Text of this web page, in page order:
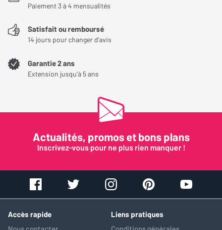
Paiement 3 à 4 mensualités
Satisfait ou remboursé
14 jours pour changer d'avis
Garantie 2 ans
Extension jusqu'à 5 ans
Actualités, promos et bons plans
Inscrivez-vous pour ne plus rien manquer !
Accès rapide
Liens pratiques